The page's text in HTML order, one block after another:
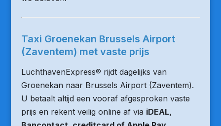
Taxi Groenekan Brussels Airport
(Zaventem) met vaste prijs
LuchthavenExpress® rijdt dagelijks van
Groenekan naar Brussels Airport (Zaventem).
U betaalt altijd een vooraf afgesproken vaste
prijs en rekent veilig online af via iDEAL,